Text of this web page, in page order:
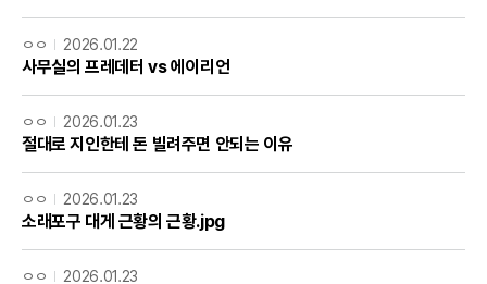
ㅇㅇ 2026.01.22
사무실의 프레데터 vs 에이리언
ㅇㅇ 2026.01.23
절대로 지인한테 돈 빌려주면 안되는 이유
ㅇㅇ 2026.01.23
소래포구 대게 근황의 근황.jpg
ㅇㅇ 2026.01.23